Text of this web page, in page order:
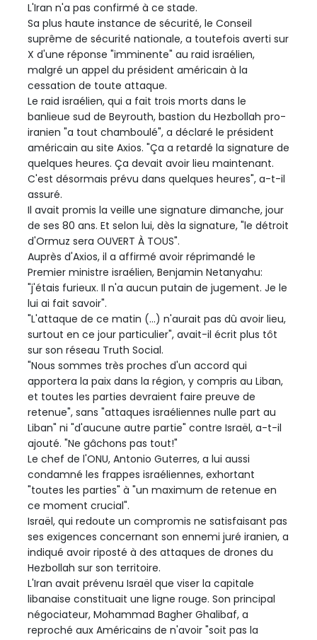
L'Iran n'a pas confirmé à ce stade.
Sa plus haute instance de sécurité, le Conseil
suprême de sécurité nationale, a toutefois averti sur
X d'une réponse "imminente" au raid israélien,
malgré un appel du président américain à la
cessation de toute attaque.
Le raid israélien, qui a fait trois morts dans le
banlieue sud de Beyrouth, bastion du Hezbollah pro-
iranien "a tout chamboulé", a déclaré le président
américain au site Axios. "Ça a retardé la signature de
quelques heures. Ça devait avoir lieu maintenant.
C'est désormais prévu dans quelques heures", a-t-il
assuré.
Il avait promis la veille une signature dimanche, jour
de ses 80 ans. Et selon lui, dès la signature, "le détroit
d'Ormuz sera OUVERT À TOUS".
Auprès d'Axios, il a affirmé avoir réprimandé le
Premier ministre israélien, Benjamin Netanyahu:
"j'étais furieux. Il n'a aucun putain de jugement. Je le
lui ai fait savoir".
"L'attaque de ce matin (...) n'aurait pas dû avoir lieu,
surtout en ce jour particulier", avait-il écrit plus tôt
sur son réseau Truth Social.
"Nous sommes très proches d'un accord qui
apportera la paix dans la région, y compris au Liban,
et toutes les parties devraient faire preuve de
retenue", sans "attaques israéliennes nulle part au
Liban" ni "d'aucune autre partie" contre Israël, a-t-il
ajouté. "Ne gâchons pas tout!"
Le chef de l'ONU, Antonio Guterres, a lui aussi
condamné les frappes israéliennes, exhortant
"toutes les parties" à "un maximum de retenue en
ce moment crucial".
Israël, qui redoute un compromis ne satisfaisant pas
ses exigences concernant son ennemi juré iranien, a
indiqué avoir riposté à des attaques de drones du
Hezbollah sur son territoire.
L'Iran avait prévenu Israël que viser la capitale
libanaise constituait une ligne rouge. Son principal
négociateur, Mohammad Bagher Ghalibaf, a
reproché aux Américains de n'avoir "soit pas la